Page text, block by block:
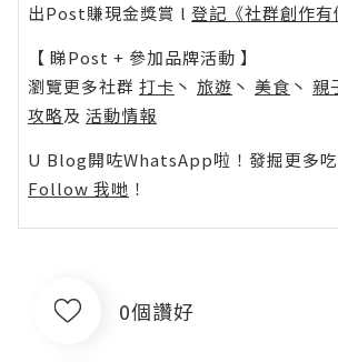
出Post賺現金獎賞 l 登記《社群創作有
【 睇Post + 參加品牌活動 】
瀏覽更多社群 打卡 丶 旅遊 丶 美食 丶 親
攻略及 活動情報
U Blog開咗WhatsApp啦！發掘更多吃
Follow 我哋 ！
0個讚好